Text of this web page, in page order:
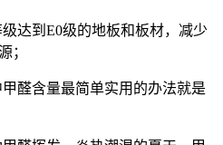
达到E0级的地板和板材，减少
；
醛含量最简单实用的办法就是